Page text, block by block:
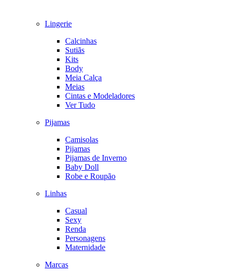
Lingerie
Calcinhas
Sutiãs
Kits
Body
Meia Calça
Meias
Cintas e Modeladores
Ver Tudo
Pijamas
Camisolas
Pijamas
Pijamas de Inverno
Baby Doll
Robe e Roupão
Linhas
Casual
Sexy
Renda
Personagens
Maternidade
Marcas